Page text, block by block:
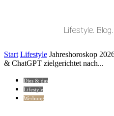
Lifestyle.
Start Lifestyle Jahreshoroskop
& ChatGPT zielgerichtet nach...
Dies & das
Lifestyle
Werbung